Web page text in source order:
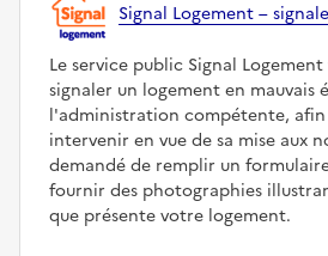
Signal Logement –
Le service public Signal
signaler un logement en mauvais
l'administration compétente, afin
intervenir en vue de sa mise aux
demandé de remplir un
fournir des photographies
que présente votre logement.